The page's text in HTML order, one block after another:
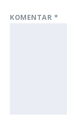
KOMENTAR*